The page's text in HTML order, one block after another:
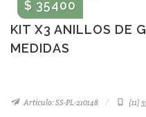
KIT X3 ANILLOS DE
MEDIDAS
$ 35400
Artículo: SS-PL-210148 (11)